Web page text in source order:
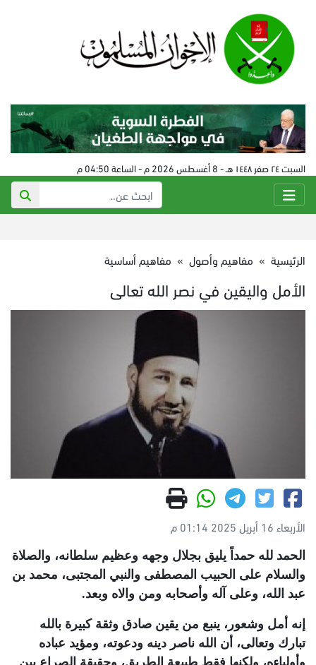
السبت ٢٤ صفر ١٤٤٨ هـ - 8 أغسطس 2026 م - الساعة 04:50 م
الرئيسية » مفاهيم وأصول » مفاهيم أساسية
الأمل واليقين في نصر الله تعالى
الأربعاء 16 أبريل 2025 01:14 م
الحمد لله حمداً يليق بجلال وجهه وعظيم سلطانه، والصلاة
والسلام على الحبيب المصطفى والنبي المجتبى، محمد بن
عبد الله، وعلى آله وأصحابه ومن والاه وبعد.
إنه أمل وشعور، ينبع من يقين صادق وثقة كبيرة بالله
تبارك وتعالى، أن الله ناصر دينه ودعوته، ومؤيد عباده